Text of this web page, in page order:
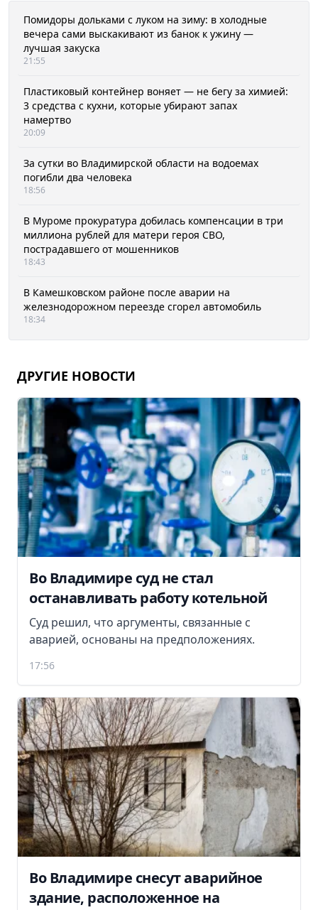
Помидоры дольками с луком на зиму: в холодные
вечера сами выскакивают из банок к ужину —
лучшая закуска
21:55
Пластиковый контейнер воняет — не бегу за химией:
3 средства с кухни, которые убирают запах
намертво
20:09
За сутки во Владимирской области на водоемах
погибли два человека
18:56
В Муроме прокуратура добилась компенсации в три
миллиона рублей для матери героя СВО,
пострадавшего от мошенников
18:43
В Камешковском районе после аварии на
железнодорожном переезде сгорел автомобиль
18:34
ДРУГИЕ НОВОСТИ
Во Владимире суд не стал
останавливать работу котельной
Суд решил, что аргументы, связанные с
аварией, основаны на предположениях.
17:56
Во Владимире снесут аварийное
здание, расположенное на